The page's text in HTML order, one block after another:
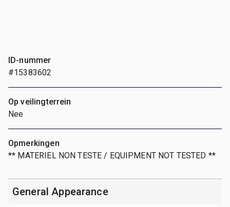
ID-nummer
#15383602
Op veilingterrein
Nee
Opmerkingen
** MATERIEL NON TESTE / EQUIPMENT NOT TESTED **
General Appearance